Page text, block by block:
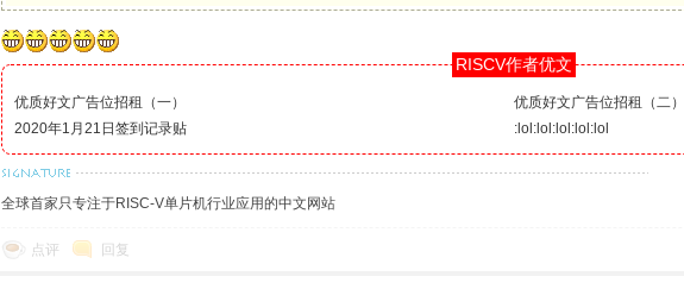
RISCV作者优文
优质好文广告位招租（一）
优质好文广告位招租（二）
2020年1月21日签到记录贴
:lol:lol:lol:lol:lol
全球首家只专注于RISC-V单片机行业应用的中文网站
点评 回复